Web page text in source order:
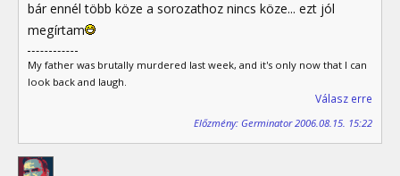
bár ennél több köze a sorozathoz nincs köze... ezt jól
megírtam
My father was brutally murdered last week, and it's only now that I can
look back and laugh.
Válasz erre
Előzmény: Germinator 2006.08.15. 15:22